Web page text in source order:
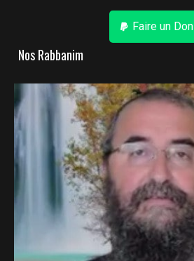
Faire un Don
Nos Rabbanim